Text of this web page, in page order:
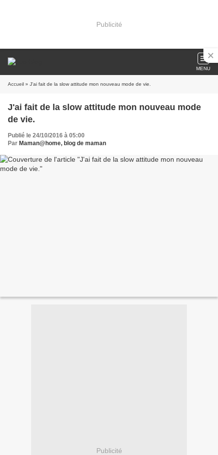
Publicité
MENU
Accueil » J'ai fait de la slow attitude mon nouveau mode de vie.
J'ai fait de la slow attitude mon nouveau mode
de vie.
Publié le 24/10/2016 à 05:00
Par Maman@home, blog de maman
Publicité